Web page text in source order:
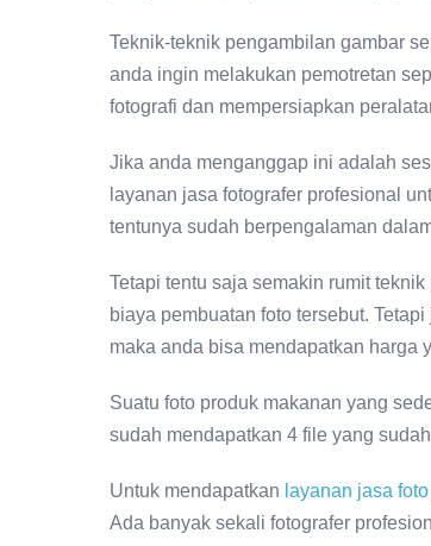
Teknik-teknik pengambilan gambar
anda ingin melakukan pemotretan
fotografi dan mempersiapkan
Jika anda menganggap ini adalah
layanan jasa fotografer profesional
tentunya sudah berpengalaman
Tetapi tentu saja semakin rumit
biaya pembuatan foto tersebut.
maka anda bisa mendapatkan harga
Suatu foto produk makanan yang
sudah mendapatkan 4 file yang
Untuk mendapatkan layanan jasa
Ada banyak sekali fotografer